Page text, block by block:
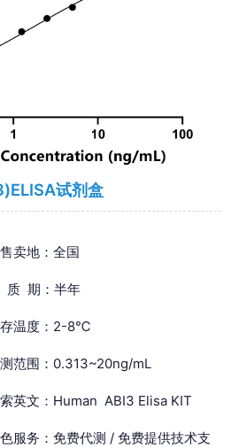
试剂盒
卖地：全国
质 期：半年
温度：2-8℃
范围：0.313~20ng/mL
英文：Human ABI3 Elisa KIT
服务：免费代测 / 免费提供技术支